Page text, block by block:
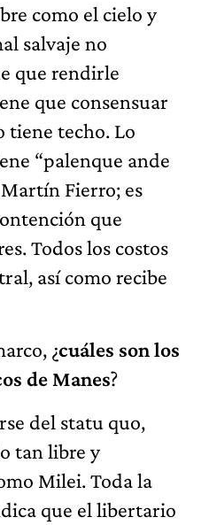
como el cielo y
salvaje no
que rendirle
que consensuar
tiene techo. Lo
“palenque ande
Fierro; es
que
Todos los costos
así como recibe
¿cuáles son los
de Manes?
del statu quo,
tan libre y
Milei. Toda la
que el libertario